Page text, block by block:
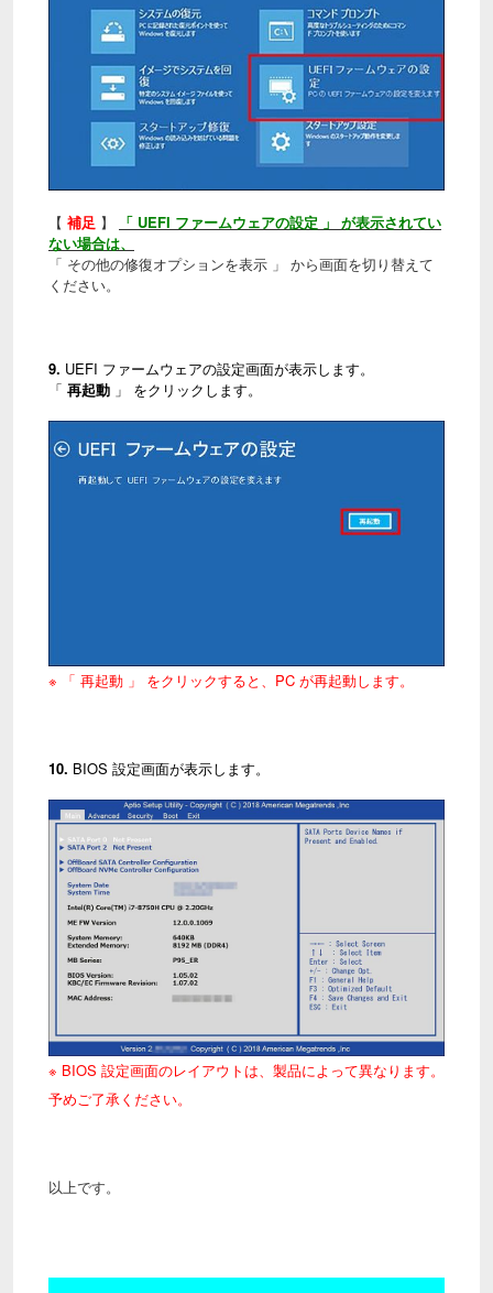
【 補足 】
「 UEFI ファームウェアの設定 」 が表示されてい
ない場合は、
「 その他の修復オプションを表示 」 から画面を切り替えて
ください。
9. UEFI ファームウェアの設定画面が表示します。
「 再起動 」 をクリックします。
※ 「 再起動 」 をクリックすると、PC が再起動します。
10. BIOS 設定画面が表示します。
※ BIOS 設定画面のレイアウトは、製品によって異なります。
予めご了承ください。
以上です。